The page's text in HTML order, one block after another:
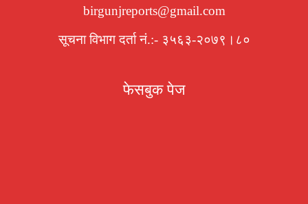
birgunjreports@gmail.com
सूचना विभाग दर्ता नं.:- ३५६३-२०७९।८०
फेसबुक पेज